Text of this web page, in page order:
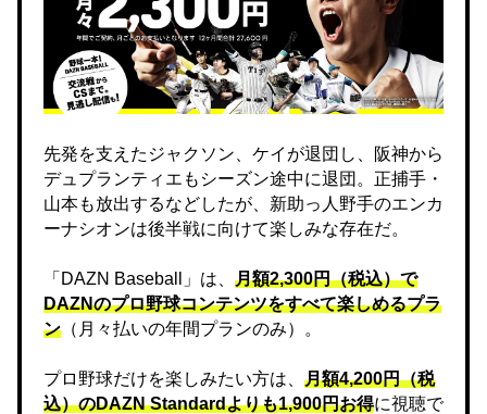
先発を支えたジャクソン、ケイが退団し、阪神から
デュプランティエもシーズン途中に退団。正捕手・
山本も放出するなどしたが、新助っ人野手のエンカ
ーナシオンは後半戦に向けて楽しみな存在だ。
「DAZN Baseball」は、 月額2,300円（税込）で
DAZNのプロ野球コンテンツをすべて楽しめるプラ
ン （月々払いの年間プランのみ）。
プロ野球だけを楽しみたい方は、 月額4,200円（税
込）のDAZN Standard​よりも1,900円お得に視聴で